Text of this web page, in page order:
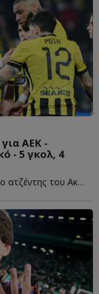
ΑΕΚ -
- 5 γκολ, 4
Συζητήσεις με την ΑΕΚ έχει ο ατζέντης του Ακράμ Μπουράς, σ...